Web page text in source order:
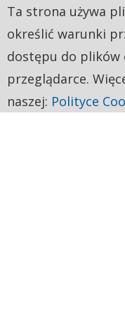
Ta strona używa
określić warunki
dostępu do plików
przeglądarce.
naszej: Polityce